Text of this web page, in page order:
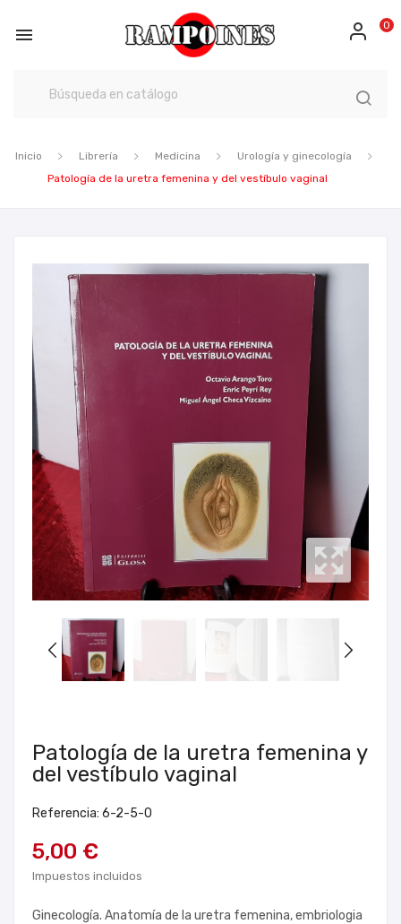
 0
Inicio Librería Medicina
Urología y ginecología
Patología de la uretra femenina y del vestíbulo vaginal
Patología de la uretra femenina y
del vestíbulo vaginal
Referencia: 6-2-5-0
5,00 €
Impuestos incluidos
Ginecología. Anatomía de la uretra femenina, embriologia